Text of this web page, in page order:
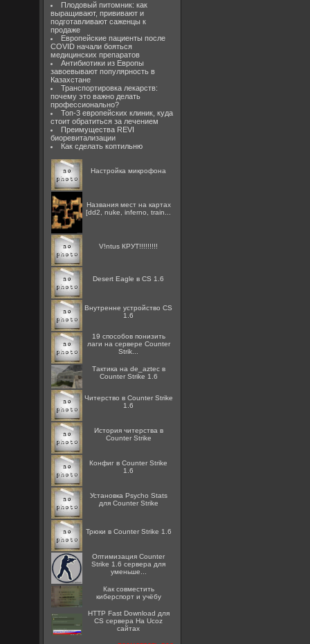
Плодовый питомник: как
выращивают, прививают и
подготавливают саженцы к
продаже
Европейские пациенты после
COVID начали бояться
медицинских препаратов
Антибиотики из Европы
завоевывают популярность в
Казахстане
Транспортировка лекарств:
почему это важно делать
профессионально?
Топ-3 европейских клиник, куда
стоит обратиться за лечением
Преимущества REVI
биоревитализации
Как сделать коптильню
Настройка микрофона
Названия мест на картах
[dd2, nuke, inferno, train...
V!ntus КРУТ!!!!!!!!!
Desert Eagle в CS 1.6
Внутренне устройство CS
1.6
19 способов понизить
лаги на сервере Counter
Strik...
Тактика на de_aztec в
Counter Strike 1.6
Читерство в Counter Strike
1.6
История читерства в
Counter Strike
Конфиг в Counter Strike
1.6
Установка Psycho Stats
для Counter Strike
Трюки в Counter Strike 1.6
Оптимизация Counter
Strike 1.6 сервера для
уменьше...
Как совместить
киберспорт и учёбу
HTTP Fast Download для
CS сервера На Ucoz
сайтах